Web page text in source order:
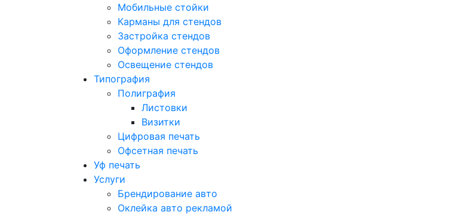
Мобильные стойки
Карманы для стендов
Застройка стендов
Оформление стендов
Освещение стендов
Типография
Полиграфия
Листовки
Визитки
Цифровая печать
Офсетная печать
Уф печать
Услуги
Брендирование авто
Оклейка авто рекламой